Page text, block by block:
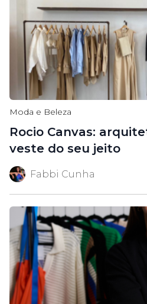
Moda e Beleza
Rocio Canvas:
veste do seu jeito
Fabbi Cunha